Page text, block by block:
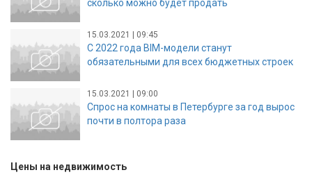
сколько можно будет продать
15.03.2021 | 09:45
С 2022 года BIM-модели станут
обязательными для всех бюджетных строек
15.03.2021 | 09:00
Спрос на комнаты в Петербурге за год вырос
почти в полтора раза
Цены на недвижимость